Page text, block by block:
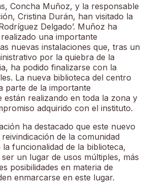
Concha Muñoz, y la responsable
Cristina Durán, han visitado la
Delgado’. Muñoz ha
una importante
nuevas instalaciones que, tras un
por la quiebra de la
ha podido finalizarse con la
La nueva biblioteca del centro
parte de la importante
están realizando en toda la zona y
adquirido con el instituto.
ha destacado que este nuevo
de la comunidad
funcionalidad de la biblioteca,
un lugar de usos múltiples, más
posibilidades en materia de
enmarcarse en este lugar.